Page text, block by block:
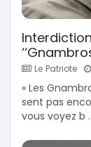
Le Patriote
« Les
sent pas
vous voyez b